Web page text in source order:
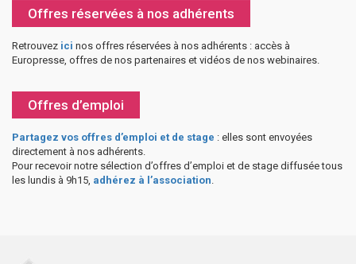
Offres réservées à nos adhérents
Retrouvez ici nos offres réservées à nos adhérents : accès à
Europresse, offres de nos partenaires et vidéos de nos webinaires.
Offres d’emploi
Partagez vos offres d’emploi et de stage : elles sont envoyées
directement à nos adhérents.
Pour recevoir notre sélection d’offres d’emploi et de stage diffusée tous
les lundis à 9h15, adhérez à l’association